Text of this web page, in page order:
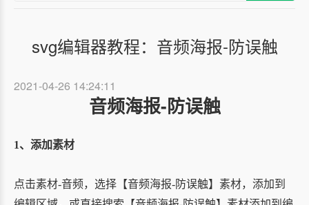
svg编辑器教程：音频海报-防误触
2021-04-26 14:24:11
音频海报-防误触
1、添加素材
点击素材-音频，选择【音频海报-防误触】素材，添加到